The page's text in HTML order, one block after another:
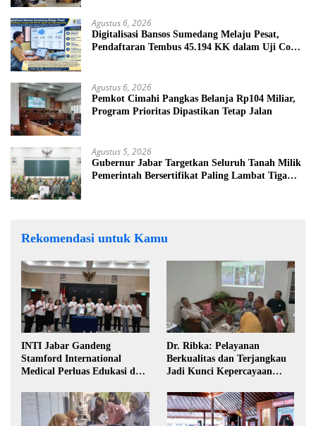
Agustus 6, 2026
Digitalisasi Bansos Sumedang Melaju Pesat,
Pendaftaran Tembus 45.194 KK dalam Uji Coba
Agustus 6, 2026
Pemkot Cimahi Pangkas Belanja Rp104 Miliar,
Program Prioritas Dipastikan Tetap Jalan
Agustus 5, 2026
Gubernur Jabar Targetkan Seluruh Tanah Milik
Pemerintah Bersertifikat Paling Lambat Tiga
Rekomendasi untuk Kamu
INTI Jabar Gandeng
Stamford International
Medical Perluas Edukasi dan
Dr. Ribka: Pelayanan
Berkualitas dan Terjangkau
Jadi Kunci Kepercayaan